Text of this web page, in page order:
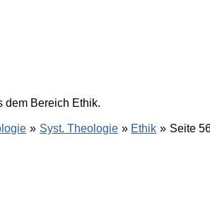
dem Bereich Ethik.
Syst. Theologie Ethik Seite